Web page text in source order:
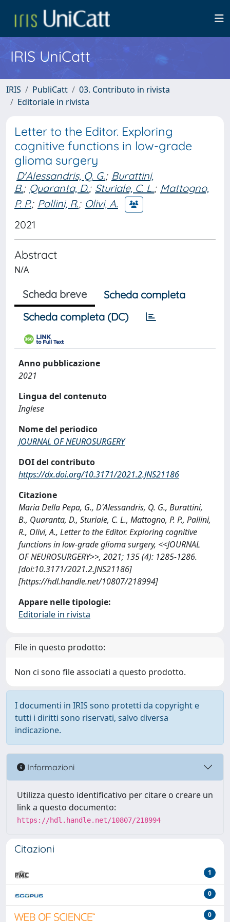
IRIS UniCatt
IRIS PubliCatt
03. Contributo in rivista
Editoriale in rivista
Letter to the Editor. Exploring
cognitive functions in low-grade
glioma surgery
D'Alessandris, Q. G.; Burattini,
B.; Quaranta, D.; Sturiale, C. L.; Mattogno,
P. P.; Pallini, R.; Olivi, A.
2021
Abstract
N/A
Scheda breve
Scheda completa
Scheda completa (DC)
Anno pubblicazione
2021
Lingua del contenuto
Inglese
Nome del periodico
JOURNAL OF NEUROSURGERY
DOI del contributo
https://dx.doi.org/10.3171/2021.2.JNS21186
Citazione
Maria Della Pepa, G., D'Alessandris, Q. G., Burattini,
B., Quaranta, D., Sturiale, C. L., Mattogno, P. P., Pallini,
R., Olivi, A., Letter to the Editor. Exploring cognitive
functions in low-grade glioma surgery, <<JOURNAL
OF NEUROSURGERY>>, 2021; 135 (4): 1285-1286.
[doi:10.3171/2021.2.JNS21186]
[https://hdl.handle.net/10807/218994]
Appare nelle tipologie:
Editoriale in rivista
File in questo prodotto:
Non ci sono file associati a questo prodotto.
I documenti in IRIS sono protetti da copyright e
tutti i diritti sono riservati, salvo diversa
indicazione.
Informazioni
Utilizza questo identificativo per citare o creare un
link a questo documento:
https://hdl.handle.net/10807/218994
Citazioni
1
0
0